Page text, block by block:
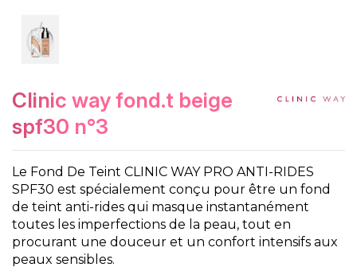
clinic way fond.t beige
spf30 n°3
Le Fond De Teint CLINIC WAY PRO ANTI-RIDES
SPF30 est spécialement conçu pour être un fond
de teint anti-rides qui masque instantanément
toutes les imperfections de la peau, tout en
procurant une douceur et un confort intensifs aux
peaux sensibles.